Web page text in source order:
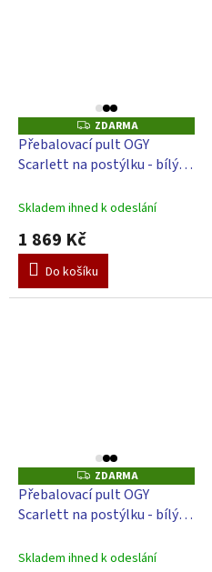
Z
D
A
R
M
ZDARMA
Přebalovací pult OGY
Scarlett na postýlku - bílý -
Slon - Bílá
Skladem ihned k odeslání
1 869 Kč
Do košíku
Z
D
A
R
M
ZDARMA
Přebalovací pult OGY
Scarlett na postýlku - bílý -
Perla - bílá
Skladem ihned k odeslání